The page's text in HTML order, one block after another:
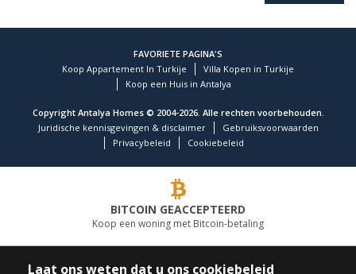
FAVORIETE PAGINA'S
Koop Appartement In Turkije
Villa Kopen in Turkije
Koop een Huis in Antalya
Copyright Antalya Homes © 2004-2026. Alle rechten voorbehouden.
Juridische kennisgevingen & disclaimer
Gebruiksvoorwaarden
Privacybeleid
Cookiebeleid
BITCOIN GEACCEPTEERD
Koop een woning met Bitcoin-betaling
TOONAANGEVEND VASTGOEDBEDRIJF
Laat ons weten dat u ons cookiebeleid